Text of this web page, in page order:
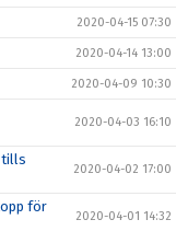
2020-04-15 07:30
2020-04-14 13:00
2020-04-09 10:30
2020-04-03 16:10
tills
2020-04-02 17:00
för
2020-04-01 14:32